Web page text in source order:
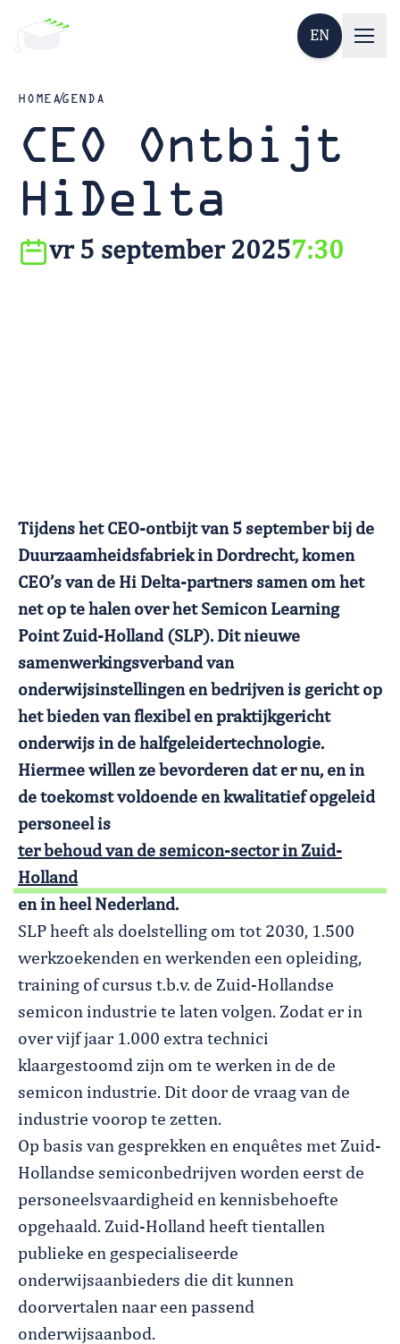
EN
HOMEAGENDA
CEO Ontbijt
HiDelta
vr 5 september 20257:30
Tijdens het CEO-ontbijt van 5 september bij de
Duurzaamheidsfabriek in Dordrecht, komen
CEO’s van de Hi Delta-partners samen om het
net op te halen over het Semicon Learning
Point Zuid-Holland (SLP). Dit nieuwe
samenwerkingsverband van
onderwijsinstellingen en bedrijven is gericht op
het bieden van flexibel en praktijkgericht
onderwijs in de halfgeleidertechnologie.
Hiermee willen ze bevorderen dat er nu, en in
de toekomst voldoende en kwalitatief opgeleid
personeel is
ter behoud van de semicon-sector in Zuid-
Holland
en in heel Nederland.
SLP heeft als doelstelling om tot 2030, 1.500
werkzoekenden en werkenden een opleiding,
training of cursus t.b.v. de Zuid-Hollandse
semicon industrie te laten volgen. Zodat er in
over vijf jaar 1.000 extra technici
klaargestoomd zijn om te werken in de de
semicon industrie. Dit door de vraag van de
industrie voorop te zetten.
Op basis van gesprekken en enquêtes met Zuid-
Hollandse semiconbedrijven worden eerst de
personeelsvaardigheid en kennisbehoefte
opgehaald. Zuid-Holland heeft tientallen
publieke en gespecialiseerde
onderwijsaanbieders die dit kunnen
doorvertalen naar een passend
onderwijsaanbod.